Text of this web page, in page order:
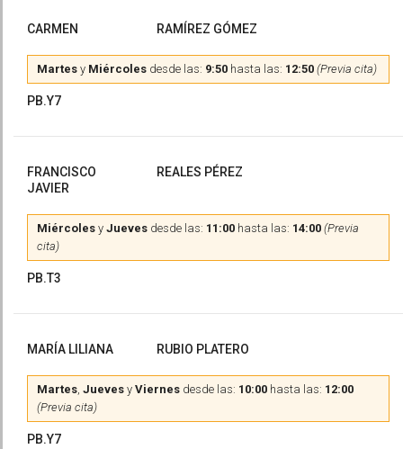
CARMEN RAMÍREZ GÓMEZ
Martes y Miércoles desde las: 9:50 hasta las: 12:50 (Previa cita)
PB.Y7
FRANCISCO
JAVIER
REALES PÉREZ
Miércoles y Jueves desde las: 11:00 hasta las: 14:00 (Previa
cita)
PB.T3
MARÍA LILIANA RUBIO PLATERO
Martes, Jueves y Viernes desde las: 10:00 hasta las: 12:00
(Previa cita)
PB.Y7